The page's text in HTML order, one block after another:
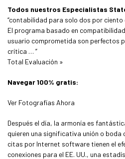
Todos nuestros Especialistas
“contabilidad para solo dos por ciento
El programa basado en
usuario comprometida son perfectos
crítica … ”
Total Evaluación »
Navegar 100% gratis:
Ver Fotografías Ahora
Después el día, la armonía es
quieren una significativa unión o boda
citas por Internet software tienen el
conexiones para el EE. UU., una